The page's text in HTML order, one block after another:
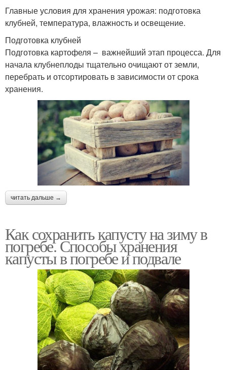
Главные условия для хранения урожая: подготовка
клубней, температура, влажность и освещение.
Подготовка клубней
Подготовка картофеля – важнейший этап процесса. Для
начала клубнеплоды тщательно очищают от земли,
перебрать и отсортировать в зависимости от срока
хранения.
читать дальше →
Как сохранить капусту на зиму в
погребе. Способы хранения
капусты в погребе и подвале